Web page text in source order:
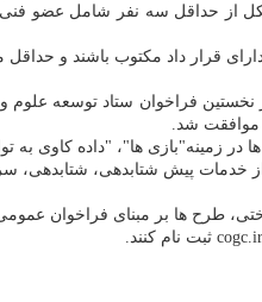
از حداقل سه نفر شامل عضو
موافقت شد.
زمینه"بازی ها"، "داده کاوی به
از خدمات پیش شتابدهی،
طرح ها بر مبنای فراخوان